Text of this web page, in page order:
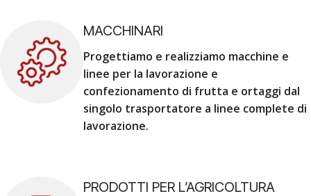
MACCHINARI
Progettiamo e realizziamo macchine e
linee per la lavorazione e
confezionamento di frutta e ortaggi dal
singolo trasportatore a linee complete di
lavorazione.
PRODOTTI PER L’AGRICOLTURA